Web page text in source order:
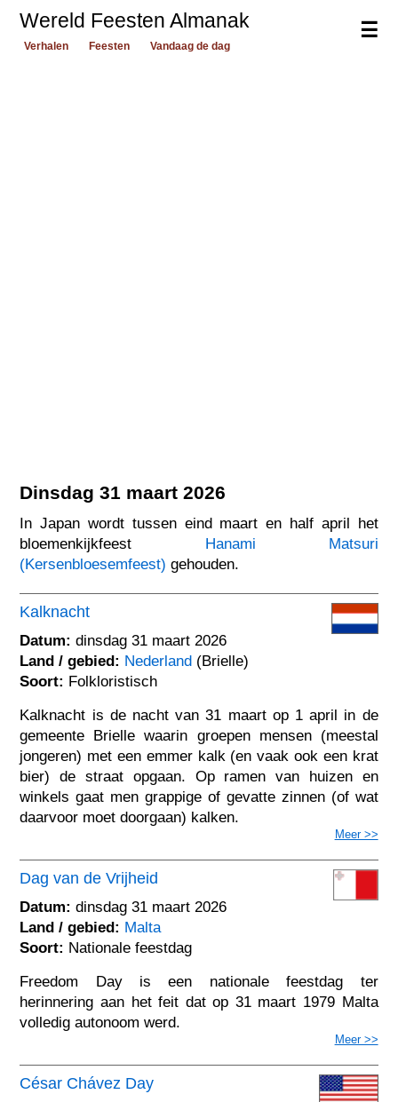
☰
Wereld Feesten Almanak
Verhalen Feesten Vandaag de dag
Dinsdag 31 maart 2026
In Japan wordt tussen eind maart en half april het
bloemenkijkfeest Hanami Matsuri
(Kersenbloesemfeest) gehouden.
Kalknacht
Datum: dinsdag 31 maart 2026
Land / gebied: Nederland (Brielle)
Soort: Folkloristisch
Kalknacht is de nacht van 31 maart op 1 april in de
gemeente Brielle waarin groepen mensen (meestal
jongeren) met een emmer kalk (en vaak ook een krat
bier) de straat opgaan. Op ramen van huizen en
winkels gaat men grappige of gevatte zinnen (of wat
daarvoor moet doorgaan) kalken.
Meer >>
Dag van de Vrijheid
Datum: dinsdag 31 maart 2026
Land / gebied: Malta
Soort: Nationale feestdag
Freedom Day is een nationale feestdag ter
herinnering aan het feit dat op 31 maart 1979 Malta
volledig autonoom werd.
Meer >>
César Chávez Day